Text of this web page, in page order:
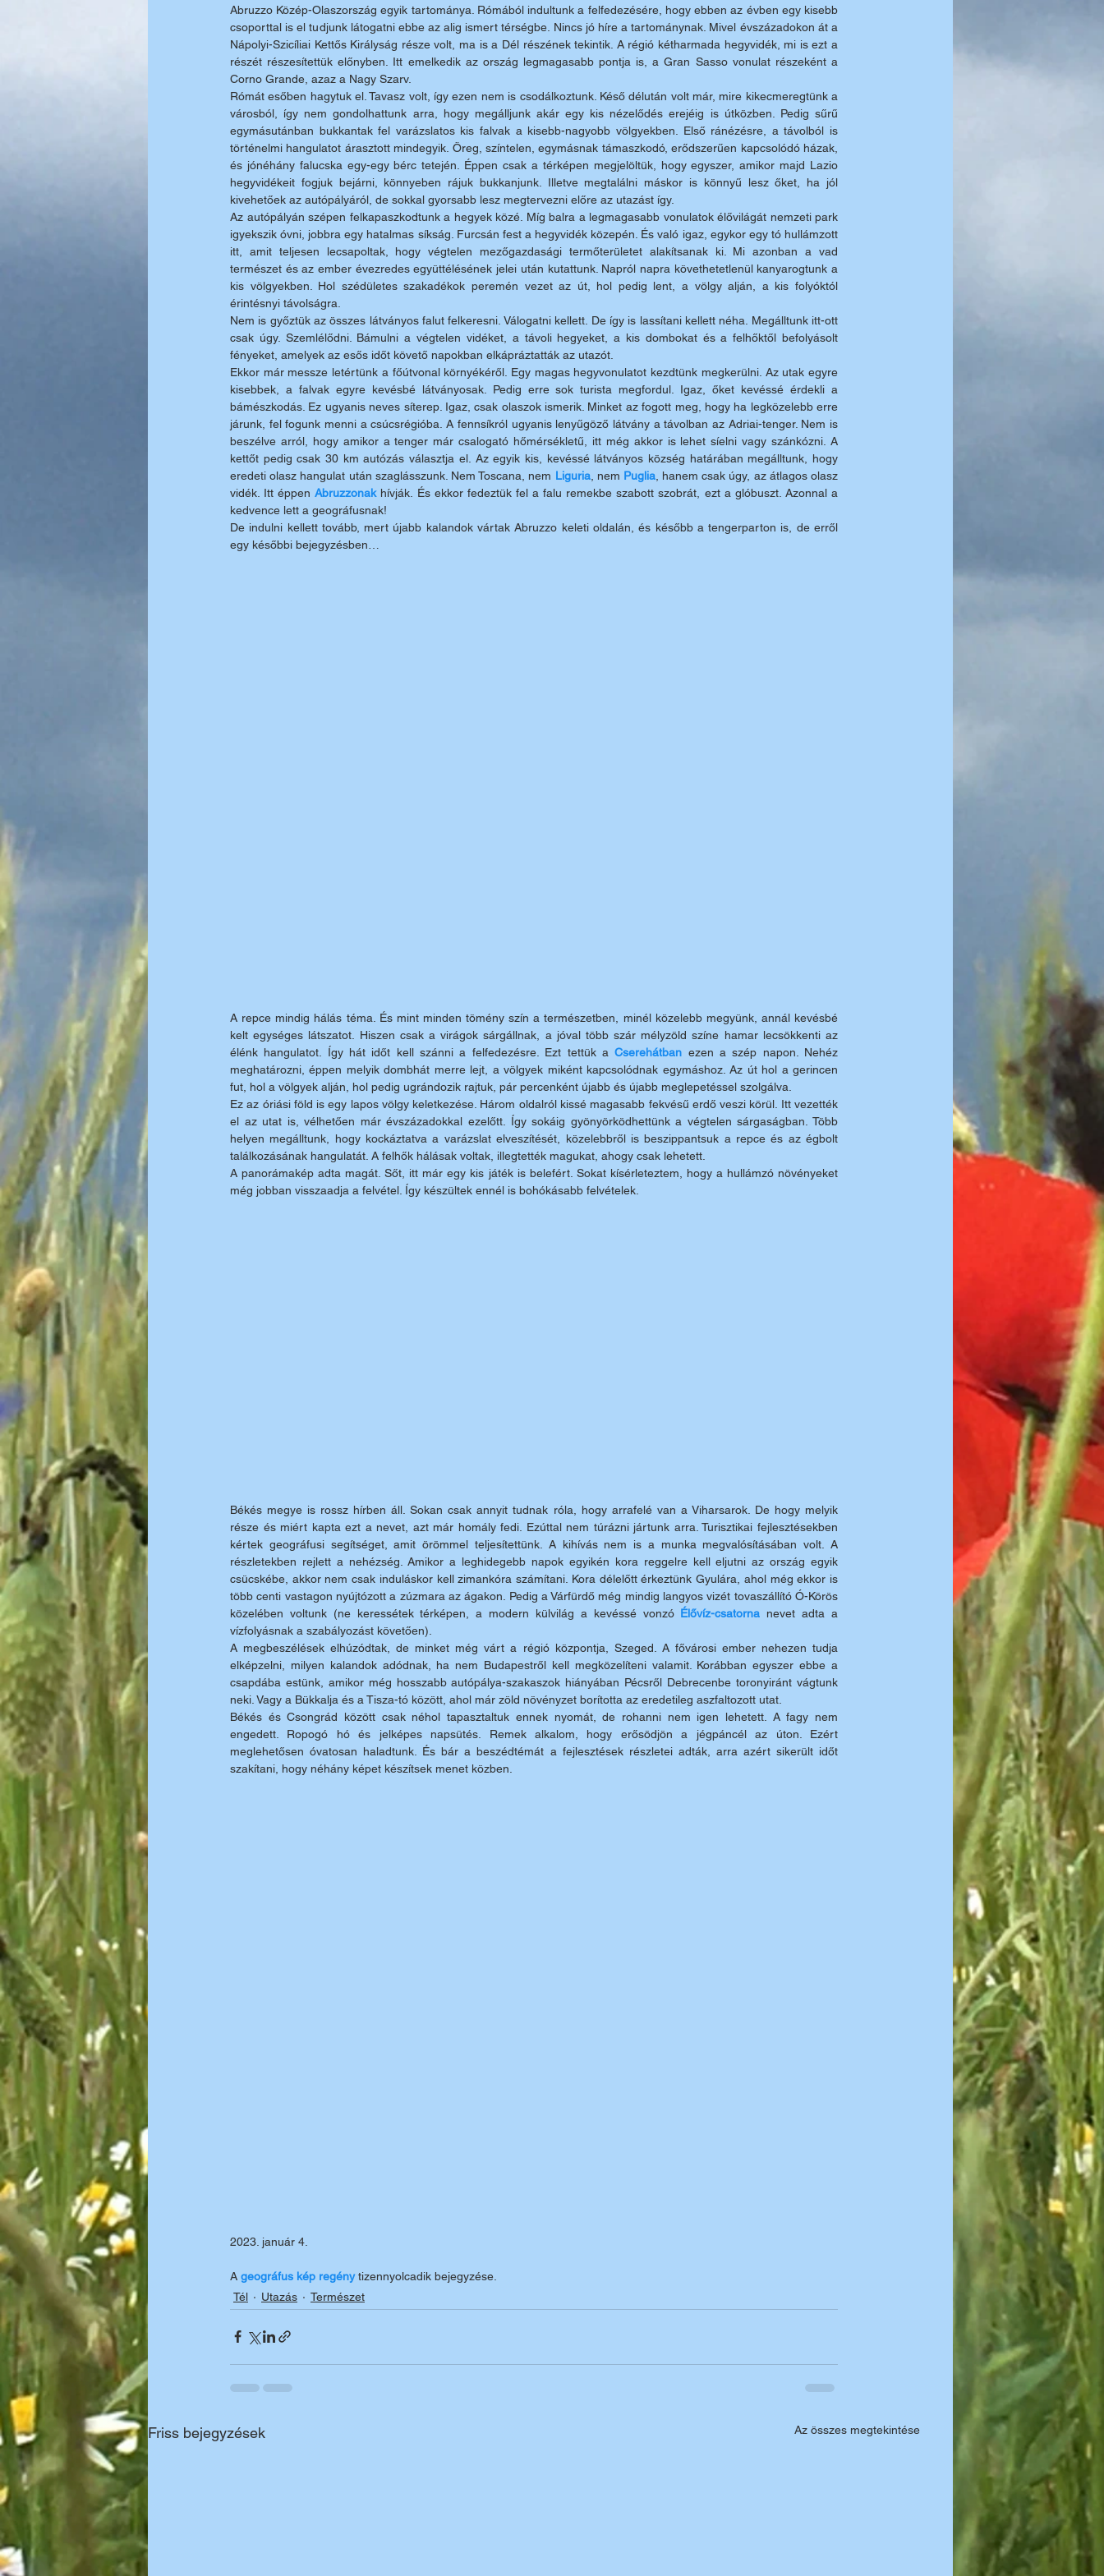
Abruzzo Közép-Olaszország egyik tartománya. Rómából indultunk a felfedezésére, hogy ebben az évben egy kisebb
csoporttal is el tudjunk látogatni ebbe az alig ismert térségbe. Nincs jó híre a tartománynak. Mivel évszázadokon át a
Nápolyi-Szicíliai Kettős Királyság része volt, ma is a Dél részének tekintik. A régió kétharmada hegyvidék, mi is ezt a
részét részesítettük előnyben. Itt emelkedik az ország legmagasabb pontja is, a Gran Sasso vonulat részeként a
Corno Grande, azaz a Nagy Szarv.
Rómát esőben hagytuk el. Tavasz volt, így ezen nem is csodálkoztunk. Késő délután volt már, mire kikecmeregtünk a
városból, így nem gondolhattunk arra, hogy megálljunk akár egy kis nézelődés erejéig is útközben. Pedig sűrű
egymásutánban bukkantak fel varázslatos kis falvak a kisebb-nagyobb völgyekben. Első ránézésre, a távolból is
történelmi hangulatot árasztott mindegyik. Öreg, színtelen, egymásnak támaszkodó, erődszerűen kapcsolódó házak,
és jónéhány falucska egy-egy bérc tetején. Éppen csak a térképen megjelöltük, hogy egyszer, amikor majd Lazio
hegyvidékeit fogjuk bejárni, könnyeben rájuk bukkanjunk. Illetve megtalálni máskor is könnyű lesz őket, ha jól
kivehetőek az autópályáról, de sokkal gyorsabb lesz megtervezni előre az utazást így.
Az autópályán szépen felkapaszkodtunk a hegyek közé. Míg balra a legmagasabb vonulatok élővilágát nemzeti park
igyekszik óvni, jobbra egy hatalmas síkság. Furcsán fest a hegyvidék közepén. És való igaz, egykor egy tó hullámzott
itt, amit teljesen lecsapoltak, hogy végtelen mezőgazdasági termőterületet alakítsanak ki. Mi azonban a vad
természet és az ember évezredes együttélésének jelei után kutattunk. Napról napra követhetetlenül kanyarogtunk a
kis völgyekben. Hol szédületes szakadékok peremén vezet az út, hol pedig lent, a völgy alján, a kis folyóktól
érintésnyi távolságra.
Nem is győztük az összes látványos falut felkeresni. Válogatni kellett. De így is lassítani kellett néha. Megálltunk itt-ott
csak úgy. Szemlélődni. Bámulni a végtelen vidéket, a távoli hegyeket, a kis dombokat és a felhőktől befolyásolt
fényeket, amelyek az esős időt követő napokban elkápráztatták az utazót.
Ekkor már messze letértünk a főútvonal környékéről. Egy magas hegyvonulatot kezdtünk megkerülni. Az utak egyre
kisebbek, a falvak egyre kevésbé látványosak. Pedig erre sok turista megfordul. Igaz, őket kevéssé érdekli a
bámészkodás. Ez ugyanis neves síterep. Igaz, csak olaszok ismerik. Minket az fogott meg, hogy ha legközelebb erre
járunk, fel fogunk menni a csúcsrégióba. A fennsíkról ugyanis lenyűgöző látvány a távolban az Adriai-tenger. Nem is
beszélve arról, hogy amikor a tenger már csalogató hőmérsékletű, itt még akkor is lehet síelni vagy szánkózni. A
kettőt pedig csak 30 km autózás választja el. Az egyik kis, kevéssé látványos község határában megálltunk, hogy
eredeti olasz hangulat után szaglásszunk. Nem Toscana, nem Liguria, nem Puglia, hanem csak úgy, az átlagos olasz
vidék. Itt éppen Abruzzonak hívják. És ekkor fedeztük fel a falu remekbe szabott szobrát, ezt a glóbuszt. Azonnal a
kedvence lett a geográfusnak!
De indulni kellett tovább, mert újabb kalandok vártak Abruzzo keleti oldalán, és később a tengerparton is, de erről
egy későbbi bejegyzésben…
A repce mindig hálás téma. És mint minden tömény szín a természetben, minél közelebb megyünk, annál kevésbé
kelt egységes látszatot. Hiszen csak a virágok sárgállnak, a jóval több szár mélyzöld színe hamar lecsökkenti az
élénk hangulatot. Így hát időt kell szánni a felfedezésre. Ezt tettük a Cserehátban ezen a szép napon. Nehéz
meghatározni, éppen melyik dombhát merre lejt, a völgyek miként kapcsolódnak egymáshoz. Az út hol a gerincen
fut, hol a völgyek alján, hol pedig ugrándozik rajtuk, pár percenként újabb és újabb meglepetéssel szolgálva.
Ez az óriási föld is egy lapos völgy keletkezése. Három oldalról kissé magasabb fekvésű erdő veszi körül. Itt vezették
el az utat is, vélhetően már évszázadokkal ezelőtt. Így sokáig gyönyörködhettünk a végtelen sárgaságban. Több
helyen megálltunk, hogy kockáztatva a varázslat elveszítését, közelebbről is beszippantsuk a repce és az égbolt
találkozásának hangulatát. A felhők hálásak voltak, illegtették magukat, ahogy csak lehetett.
A panorámakép adta magát. Sőt, itt már egy kis játék is belefért. Sokat kísérleteztem, hogy a hullámzó növényeket
még jobban visszaadja a felvétel. Így készültek ennél is bohókásabb felvételek.
Békés megye is rossz hírben áll. Sokan csak annyit tudnak róla, hogy arrafelé van a Viharsarok. De hogy melyik
része és miért kapta ezt a nevet, azt már homály fedi. Ezúttal nem túrázni jártunk arra. Turisztikai fejlesztésekben
kértek geográfusi segítséget, amit örömmel teljesítettünk. A kihívás nem is a munka megvalósításában volt. A
részletekben rejlett a nehézség. Amikor a leghidegebb napok egyikén kora reggelre kell eljutni az ország egyik
csücskébe, akkor nem csak induláskor kell zimankóra számítani. Kora délelőtt érkeztünk Gyulára, ahol még ekkor is
több centi vastagon nyújtózott a zúzmara az ágakon. Pedig a Várfürdő még mindig langyos vizét tovaszállító Ó-Körös
közelében voltunk (ne keressétek térképen, a modern külvilág a kevéssé vonzó Élővíz-csatorna nevet adta a
vízfolyásnak a szabályozást követően).
A megbeszélések elhúzódtak, de minket még várt a régió központja, Szeged. A fővárosi ember nehezen tudja
elképzelni, milyen kalandok adódnak, ha nem Budapestről kell megközelíteni valamit. Korábban egyszer ebbe a
csapdába estünk, amikor még hosszabb autópálya-szakaszok hiányában Pécsről Debrecenbe toronyiránt vágtunk
neki. Vagy a Bükkalja és a Tisza-tó között, ahol már zöld növényzet borította az eredetileg aszfaltozott utat.
Békés és Csongrád között csak néhol tapasztaltuk ennek nyomát, de rohanni nem igen lehetett. A fagy nem
engedett. Ropogó hó és jelképes napsütés. Remek alkalom, hogy erősödjön a jégpáncél az úton. Ezért
meglehetősen óvatosan haladtunk. És bár a beszédtémát a fejlesztések részletei adták, arra azért sikerült időt
szakítani, hogy néhány képet készítsek menet közben.
2023. január 4.
A geográfus kép regény tizennyolcadik bejegyzése.
Tél
Utazás Természet
Friss bejegyzések Az összes megtekintése